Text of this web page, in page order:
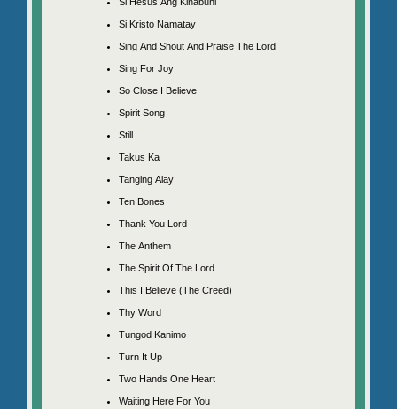
Si Kristo Namatay
Sing And Shout And Praise The Lord
Sing For Joy
So Close I Believe
Spirit Song
Still
Takus Ka
Tanging Alay
Ten Bones
Thank You Lord
The Anthem
The Spirit Of The Lord
This I Believe (The Creed)
Thy Word
Tungod Kanimo
Turn It Up
Two Hands One Heart
Waiting Here For You